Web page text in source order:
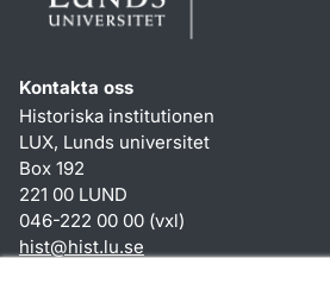
Kontakta oss
Historiska institutionen
LUX, Lunds universitet
Box 192
221 00 LUND
046-222 00 00 (vxl)
hist@hist.lu.se